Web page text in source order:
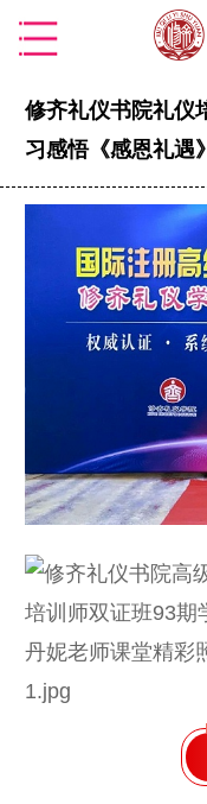
修齐礼仪书院礼仪
习感悟《感恩礼遇》